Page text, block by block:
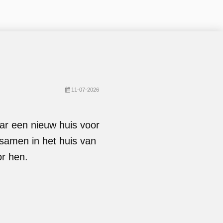
11-07-2026
een nieuw huis voor
in het huis van
hen.